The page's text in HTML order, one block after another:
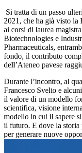
Si tratta di un passo
2021, che ha già visto la
ai corsi di laurea
Biotechnologies e
Pharmaceuticals,
fondo, il contributo
dell’Ateneo pavese
Durante l’incontro, al
Francesco Svelto e
il valore di un modello
scientifica, visione
modello in cui il sapere
il futuro. E dove la storia
per generare nuove